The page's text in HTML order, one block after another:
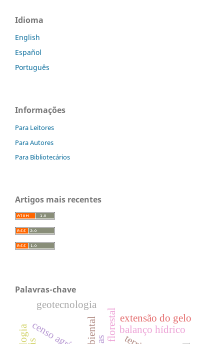
Idioma
English
Español
Português
Informações
Para Leitores
Para Autores
Para Bibliotecários
Artigos mais recentes
Palavras-chave
balanço hídrico
extensão do gelo
geotecnologia